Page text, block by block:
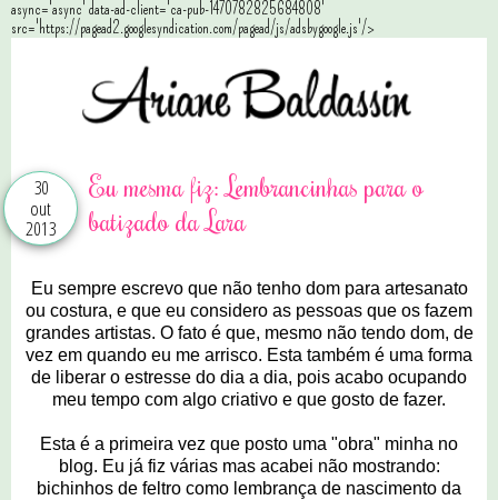
async='async' data-ad-client='ca-pub-1470782825684808'
src='https://pagead2.googlesyndication.com/pagead/js/adsbygoogle.js'/>
30
out
2013
Eu mesma fiz: Lembrancinhas para o
batizado da Lara
Eu sempre escrevo que não tenho dom para artesanato
ou costura, e que eu considero as pessoas que os fazem
grandes artistas. O fato é que, mesmo não tendo dom, de
vez em quando eu me arrisco. Esta também é uma forma
de liberar o estresse do dia a dia, pois acabo ocupando
meu tempo com algo criativo e que gosto de fazer.
Esta é a primeira vez que posto uma "obra" minha no
blog. Eu já fiz várias mas acabei não mostrando:
bichinhos de feltro como lembrança de nascimento da